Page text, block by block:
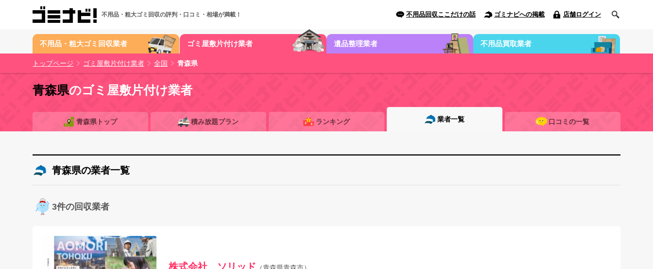
不用品・粗大ゴミ回収の評判・口コミ・相場が満載！ 不用品回収ここだけの話 ゴミナビへの掲載 店舗ログイン
不用品・粗大ゴミ回収業者 ゴミ屋敷片付け業者 遺品整理業者 不用品買取業者
トップページ ゴミ屋敷片付け業者 全国 青森県
青森県のゴミ屋敷片付け業者
青森県トップ 積み放題プラン ランキング 業者一覧 口コミの一覧
青森県の業者一覧
3件の回収業者
株式会社 ソリッド